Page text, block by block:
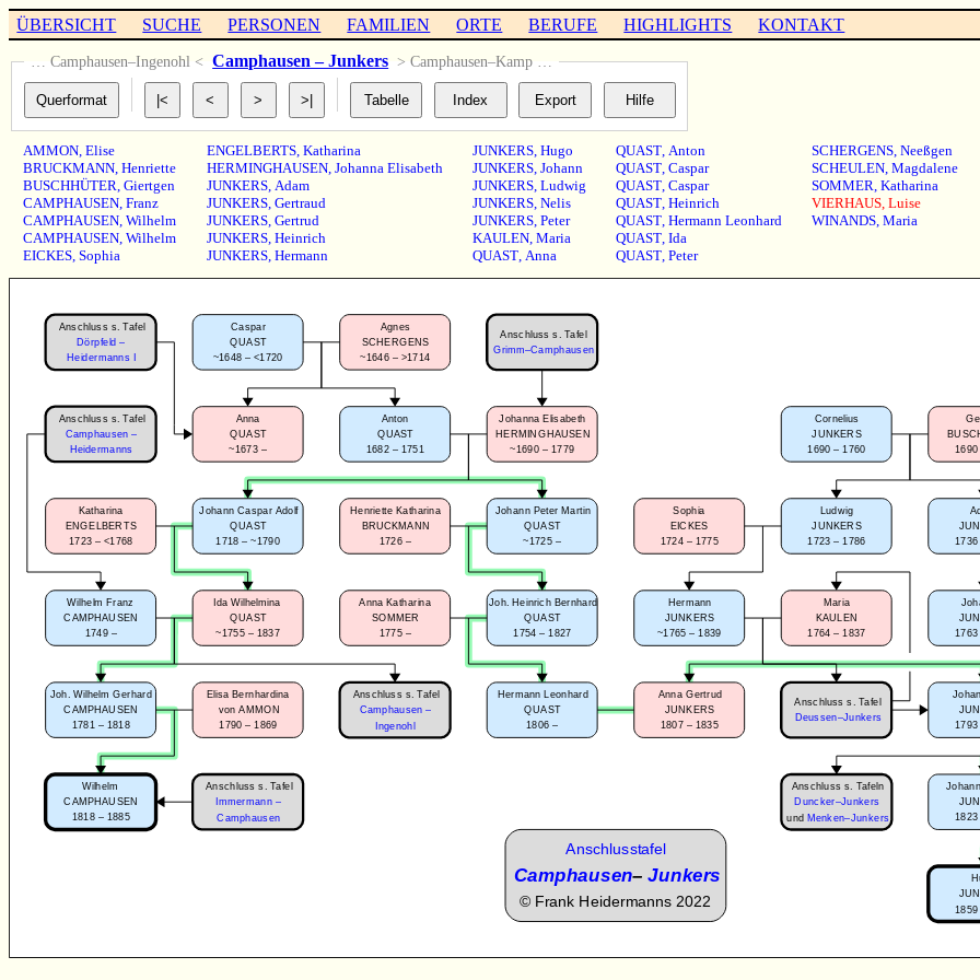
ÜBERSICHT SUCHE PERSONEN FAMILIEN ORTE BERUFE HIGHLIGHTS KONTAKT
… Camphausen–Ingenohl < Camphausen – Junkers > Camphausen–Kamp …
AMMON,Elise
BRUCKMANN,Henriette
BUSCHHÜTER,Giertgen
CAMPHAUSEN,Franz
CAMPHAUSEN,Wilhelm
CAMPHAUSEN,Wilhelm
EICKES,Sophia
ENGELBERTS, Katharina
HERMINGHAUSEN, Johanna Elisabeth
JUNKERS, Adam
JUNKERS, Gertraud
JUNKERS, Gertrud
JUNKERS, Heinrich
JUNKERS, Hermann
JUNKERS, Hugo
JUNKERS, Johann
JUNKERS, Ludwig
JUNKERS, Nelis
JUNKERS, Peter
KAULEN, Maria
QUAST, Anna
QUAST, Anton
QUAST, Caspar
QUAST, Caspar
QUAST, Heinrich
QUAST, Hermann Leonhard
QUAST, Ida
QUAST, Peter
SCHERGENS, Neeßgen
SCHEULEN, Magdalene
SOMMER, Katharina
VIERHAUS, Luise
WINANDS, Maria
1823
1859
1793
Maria
KAULEN
1764 – 1837
Hermann
JUNKERS
~1765 – 1839
1763
Sophia
EICKES
1724 – 1775
Ludwig
JUNKERS
1723 – 1786 1736
1690
Cornelius
JUNKERS
1690 – 1760
Johanna Elisabeth
HERMINGHAUSEN
~1690 – 1779
Anton
QUAST
1682 – 1751
Katharina
ENGELBERTS
1723 – <1768
Johann Caspar Adolf
QUAST
1718 – ~1790
Wilhelm Franz
CAMPHAUSEN
1749 –
Ida Wilhelmina
QUAST
~1755 – 1837
Joh. Wilhelm Gerhard
CAMPHAUSEN
1781 – 1818
Elisa Bernhardina
von AMMON
1790 – 1869
Wilhelm
CAMPHAUSEN
1818 – 1885
Anschluss s. Tafel
Camphausen –
Heidermanns
Anschluss s. Tafel
Grimm–Camphausen
Henriette Katharina
BRUCKMANN
1726 –
Johann Peter Martin
QUAST
~1725 –
Anna Katharina
SOMMER
1775 –
Joh. Heinrich Bernhard
QUAST
1754 – 1827
Anna Gertrud
JUNKERS
1807 – 1835
Hermann Leonhard
QUAST
1806 –
Anschluss s. Tafel
Deussen–Junkers
Anschlusstafel
Camphausen–Junkers
© Frank Heidermanns 2022
Agnes
SCHERGENS
~1646 – >1714
Caspar
QUAST
~1648 – <1720
Anna
QUAST
~1673 –
Anschluss s. Tafel
Dörpfeld –
Heidermanns I
Anschluss s. Tafel
Immermann –
Camphausen
Anschluss s. Tafel
Camphausen –
Ingenohl
Anschluss s. Tafeln
Duncker–Junkers
undMenken–Junkers